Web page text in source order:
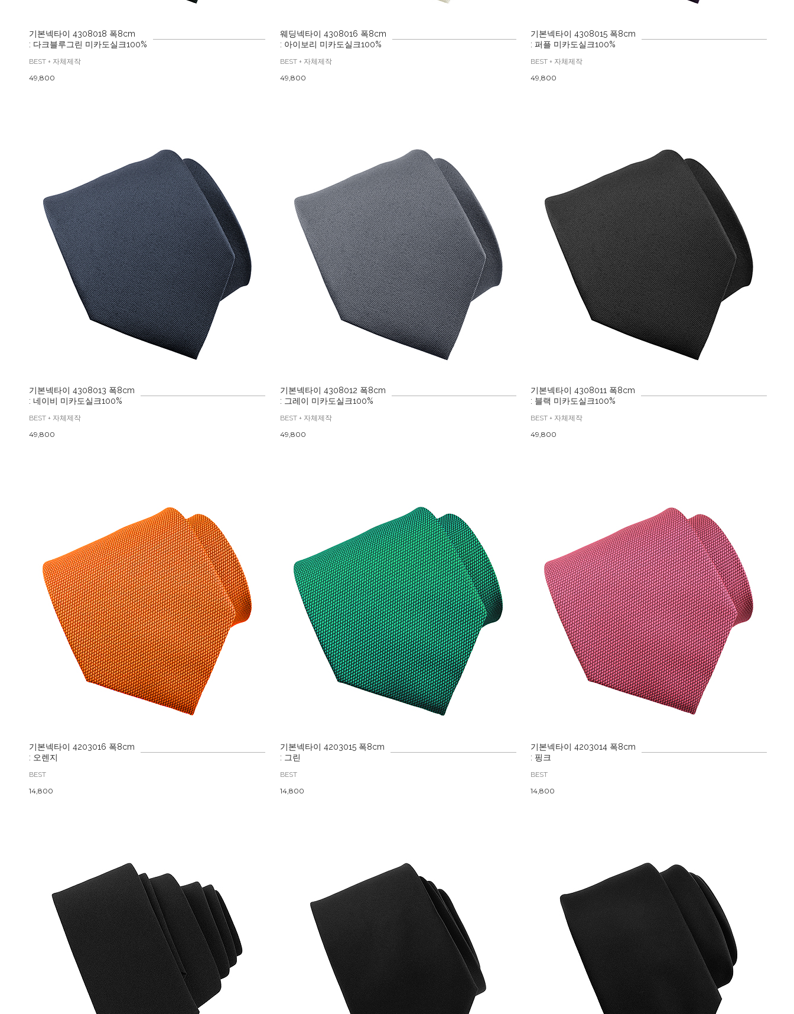
기본넥타이 4308018 폭8cm
: 다크블루그린 미카도실크100%
BEST + 자체제작
49,800
웨딩넥타이 4308016 폭8cm
: 아이보리 미카도실크100%
BEST + 자체제작
49,800
기본넥타이 4308015 폭8cm
: 퍼플 미카도실크100%
BEST + 자체제작
49,800
기본넥타이 4308013 폭8cm
: 네이비 미카도실크100%
BEST + 자체제작
49,800
기본넥타이 4308012 폭8cm
: 그레이 미카도실크100%
BEST + 자체제작
49,800
기본넥타이 4308011 폭8cm
: 블랙 미카도실크100%
BEST + 자체제작
49,800
기본넥타이 4203016 폭8cm
: 오렌지
BEST
14,800
기본넥타이 4203015 폭8cm
: 그린
BEST
14,800
기본넥타이 4203014 폭8cm
: 핑크
BEST
14,800